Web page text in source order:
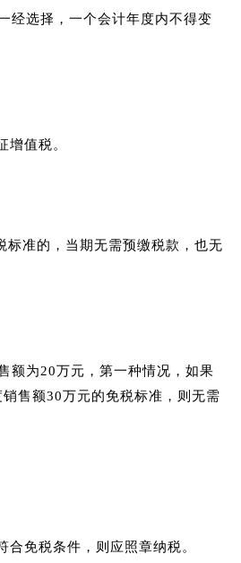
经选择，一个会计年度内不得变
值税。
准的，当期无需预缴税款，也无
额为20万元，第一种情况，如果
售额30万元的免税标准，则无需
免税条件，则应照章纳税。